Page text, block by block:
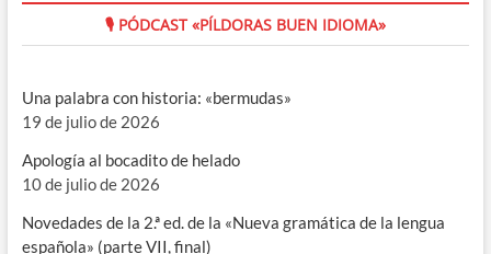
🎙 PÓDCAST «PÍLDORAS BUEN IDIOMA»
Una palabra con historia: «bermudas»
19 de julio de 2026
Apología al bocadito de helado
10 de julio de 2026
Novedades de la 2.ª ed. de la «Nueva gramática de la lengua
española» (parte VII, final)